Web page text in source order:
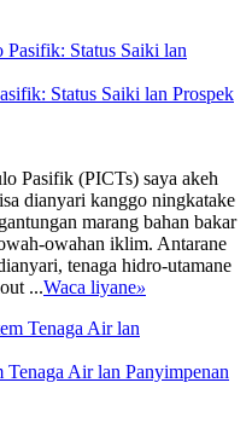
Status Saiki lan Prospek
Pasifik (PICTs) saya akeh
dianyari kanggo ningkatake
marang bahan bakar
owahan iklim. Antarane
tenaga hidro-utamane
...Waca liyane»
Tenaga Air lan Panyimpenan